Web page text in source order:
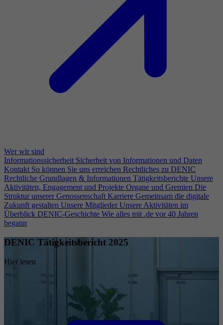
Wer wir sind
Informationssicherheit Sicherheit von Informationen und Daten
Kontakt So können Sie uns erreichen Rechtliches zu DENIC
Rechtliche Grundlagen & Informationen Tätigkeitsberichte Unsere
Aktivitäten, Engagement und Projekte Organe und Gremien Die
Struktur unserer Genossenschaft Karriere Gemeinsam die digitale
Zukunft gestalten Unsere Mitglieder Unsere Aktivitäten im
Überblick DENIC-Geschichte Wie alles mit .de vor 40 Jahren
begann
DENIC Tätigkeitsbericht 2025
Hier lesen